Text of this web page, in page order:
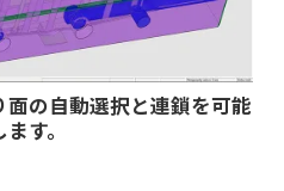
の自動選択と連鎖を可能
す。